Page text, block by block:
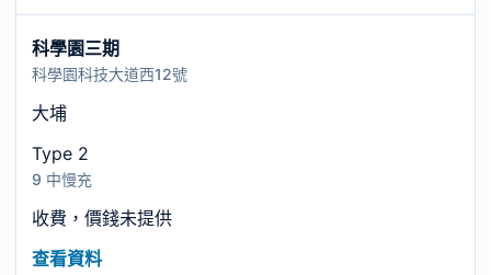
科學園三期
科學園科技大道西12號
大埔
Type 2
9 中慢充
收費，價錢未提供
查看資料